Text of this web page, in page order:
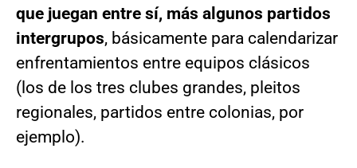
que juegan entre sí, más algunos partidos
intergrupos, básicamente para calendarizar
enfrentamientos entre equipos clásicos
(los de los tres clubes grandes, pleitos
regionales, partidos entre colonias, por
ejemplo).